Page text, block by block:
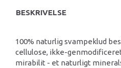
BESKRIVELSE
100% naturlig svampeklud
cellulose, ikke-
mirabilit - et naturligt